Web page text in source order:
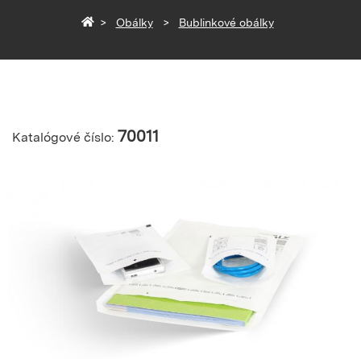
Späť na homepage
Obálky Bublinkové obálky
Katalógové číslo: 70011